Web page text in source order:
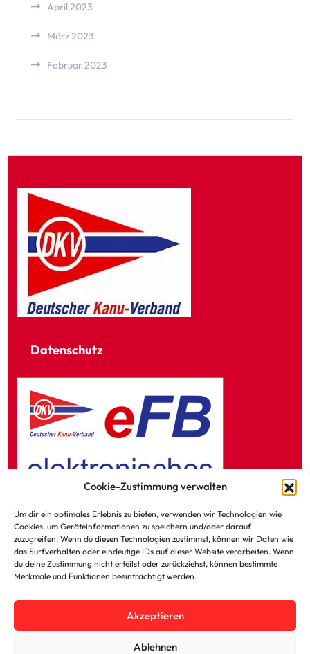
Cookie-Zustimmung verwalten
Um dir ein optimales Erlebnis zu bieten, verwenden wir Technologien wie
Cookies, um Geräteinformationen zu speichern und/oder darauf
zuzugreifen. Wenn du diesen Technologien zustimmst, können wir Daten wie
das Surfverhalten oder eindeutige IDs auf dieser Website verarbeiten. Wenn
du deine Zustimmung nicht erteilst oder zurückziehst, können bestimmte
Merkmale und Funktionen beeinträchtigt werden.
Akzeptieren
Ablehnen
April 2023
März 2023
Februar 2023
Datenschutz
Kontakt zum KVR